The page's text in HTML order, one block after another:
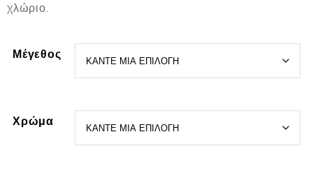
χλώριο.
Μέγεθος
Χρώμα